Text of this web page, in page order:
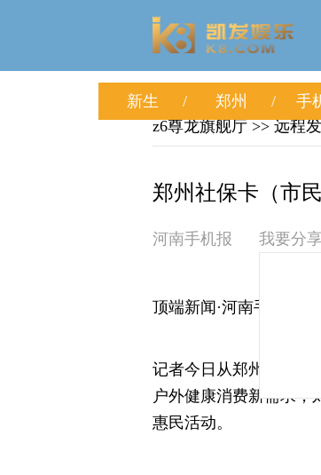
新生 郑州 手
z6尊龙旗舰厅 >> 远程
郑州社保卡（市
河南手机报 我要分
顶端新闻·河南手机报
记者今日从郑州市人社
户外健康消费新需求，
惠民活动。